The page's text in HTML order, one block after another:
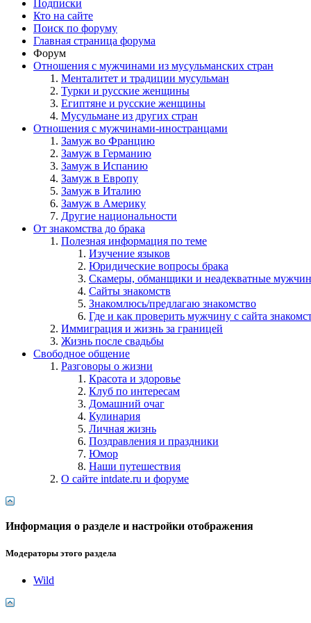
Подписки
Кто на сайте
Поиск по форуму
Главная страница форума
Форум
Отношения с мужчинами из мусульманских стран
Менталитет и традиции мусульман
Турки и русские женщины
Египтяне и русские женщины
Мусульмане из других стран
Отношения с мужчинами-иностранцами
Замуж во Францию
Замуж в Германию
Замуж в Испанию
Замуж в Европу
Замуж в Италию
Замуж в Америку
Другие национальности
От знакомства до брака
Полезная информация по теме
Изучение языков
Юридические вопросы брака
Скамеры, обманщики и неадекватные
Сайты знакомств
Знакомлюсь/предлагаю знакомство
Где и как проверить мужчину с сайта
Иммиграция и жизнь за границей
Жизнь после свадьбы
Свободное общение
Разговоры о жизни
Красота и здоровье
Клуб по интересам
Домашний очаг
Кулинария
Личная жизнь
Поздравления и праздники
Юмор
Наши путешествия
О сайте intdate.ru и форуме
Информация о разделе и настройки отображения
Модераторы этого раздела
Wild